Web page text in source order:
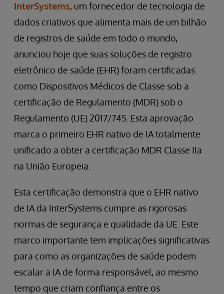
InterSystems, um fornecedor de tecnologia de
dados criativos que alimenta mais de um bilhão
de registros de saúde em todo o mundo,
anunciou hoje que suas soluções de registro
eletrônico de saúde (EHR) foram certificadas
como Dispositivos Médicos de Classe sob a
certificação de Regulamento (MDR) sob o
Regulamento (UE) 2017/745. Esta aprovação
marca o primeiro EHR nativo de IA totalmente
unificado a obter a certificação MDR Classe IIa
na União Europeia.
Esta certificação demonstra que o EHR nativo
de IA da InterSystems cumpre as rigorosas
normas de segurança e qualidade da UE. Este
marco importante tem implicações significativas
para como as organizações de saúde podem
escalar a IA de forma responsável, ao mesmo
tempo que criam confiança entre os